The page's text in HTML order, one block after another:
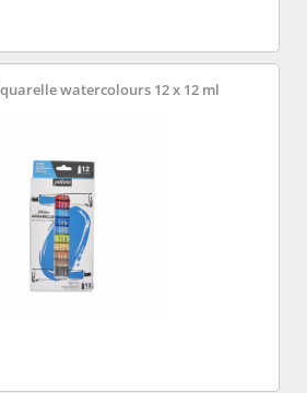
watercolours 12 x 12 ml